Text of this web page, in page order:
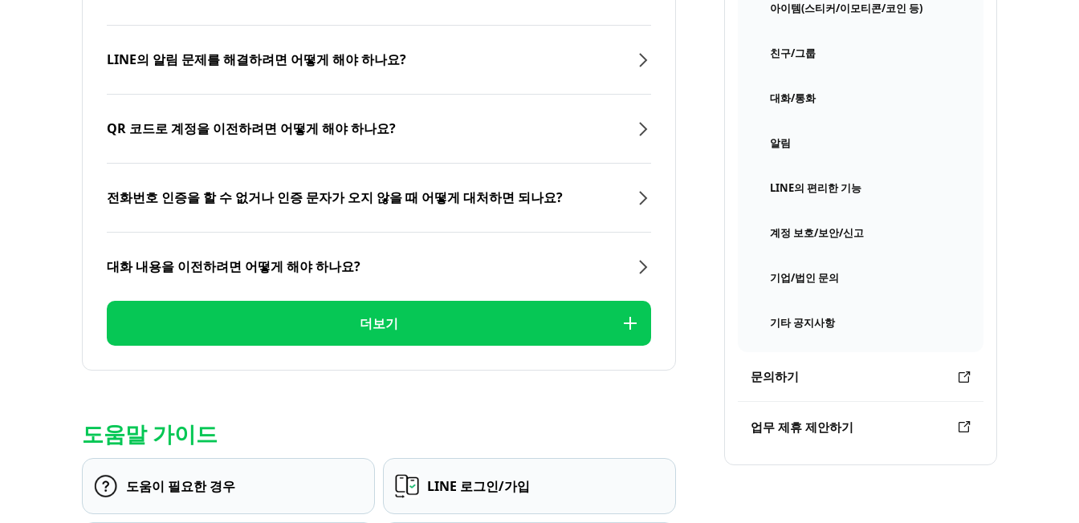
아이템(스티커/이모티콘/코인 등)
친구/그룹
대화/통화
알림
LINE의 편리한 기능
계정 보호/보안/신고
기업/법인 문의
기타 공지사항
문의하기
업무 제휴 제안하기
LINE의 알림 문제를 해결하려면 어떻게 해야 하나요?
QR 코드로 계정을 이전하려면 어떻게 해야 하나요?
전화번호 인증을 할 수 없거나 인증 문자가 오지 않을 때 어떻게 대처하면 되나요?
대화 내용을 이전하려면 어떻게 해야 하나요?
더보기
도움말 가이드
도움이 필요한 경우 LINE 로그인/가입